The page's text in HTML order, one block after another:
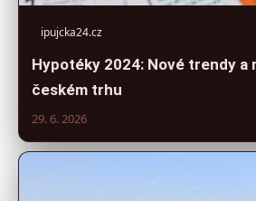
ipujcka24.cz
Hypotéky 2024: Nové trendy a
českém trhu
29. 6. 2026